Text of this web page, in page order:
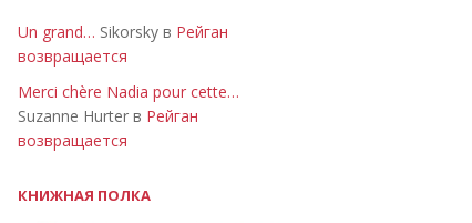
Un grand… Sikorsky в Рейган
возвращается
Merci chère Nadia pour cette…
Suzanne Hurter в Рейган
возвращается
КНИЖНАЯ ПОЛКА